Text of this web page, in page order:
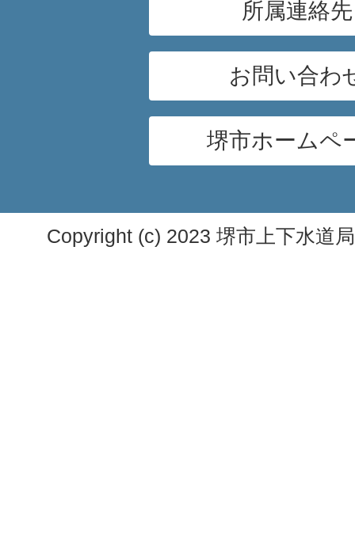
所属連絡先
お問い合わ
堺市ホームペ
Copyright (c) 2023 堺市上下水道